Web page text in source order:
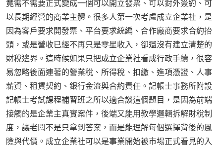
竟需不需要正式變成一個可以開立發票、可以對外簽約、可
以長期經營的商業主體。很多人第一次考慮成立企業社，是
因為客戶要求開發票、平台要求統編、合作廠商要求合約抬
頭，或是營收已經不再只是零星收入，卻還沒有建立清楚的
財稅邊界。這時候如果只把成立企業社看成行政手續，很容
易忽略後面連著的營業稅、所得稅、扣繳、進項憑證、人事
薪資、租賃契約、銀行金流與合約責任。記帳士事務所附設
記帳士考試課程補習班之所以適合談這個題目，是因為前端
接觸的是企業主真實案件，後端又能用教學邏輯拆解財稅制
度，讓老闆不是只拿到答案，而是能理解每個選擇背後的風
險與代價。成立企業社可以是事業開始被市場正式看見的入